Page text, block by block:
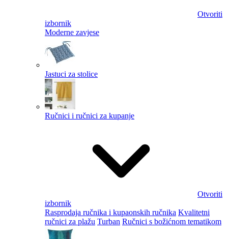
Otvoriti
izbornik
Moderne zavjese
Jastuci za stolice
Ručnici i ručnici za kupanje
Otvoriti
izbornik
Rasprodaja ručnika i kupaonskih ručnika Kvalitetni
ručnici za plažu Turban Ručnici s božićnom tematikom